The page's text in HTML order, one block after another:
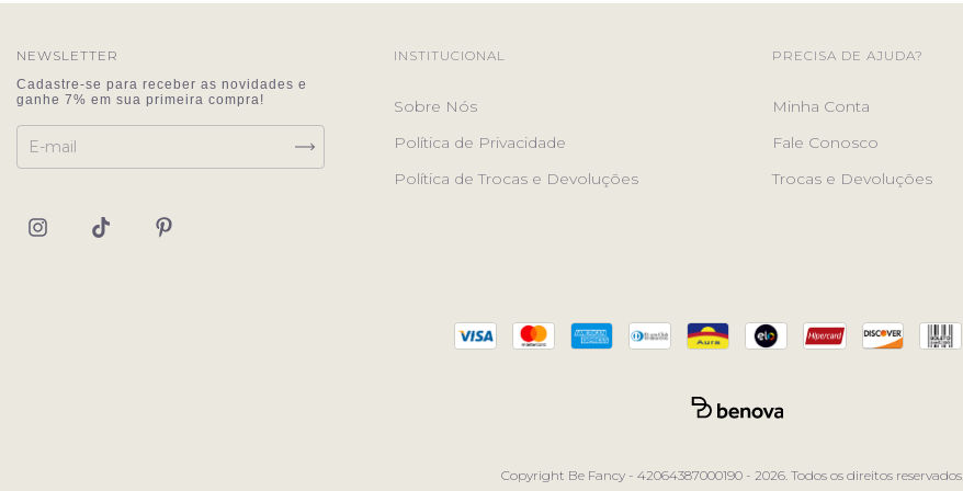
NEWSLETTER INSTITUCIONAL
Sobre Nós
Política de Privacidade
Política de Trocas e Devoluções
PRECISA DE AJUDA?
Minha Conta
Fale Conosco
Trocas e Devoluções
Copyright Be Fancy - 42064387000190 - 2026. Todos os direitos reservados.